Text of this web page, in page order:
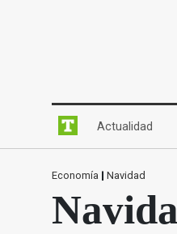
Actualidad
Economía | Navidad